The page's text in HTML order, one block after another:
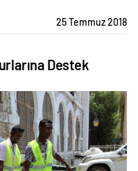
25 Temmuz 2018
Destek